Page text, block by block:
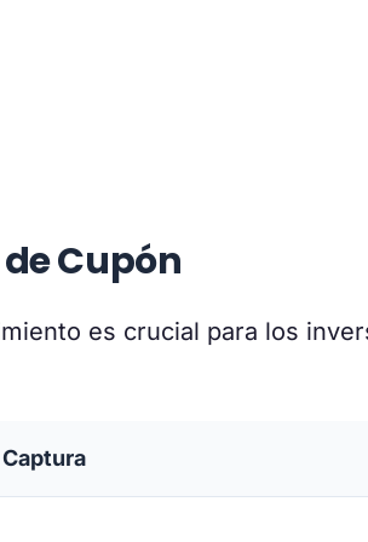
Cupón
es crucial para los